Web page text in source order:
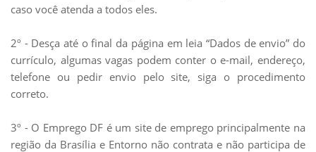
caso você atenda a todos eles.
2º - Desça até o final da página em leia “Dados de envio” do
currículo, algumas vagas podem conter o e-mail, endereço,
telefone ou pedir envio pelo site, siga o procedimento
correto.
3º - O Emprego DF é um site de emprego principalmente na
região da Brasília e Entorno não contrata e não participa de